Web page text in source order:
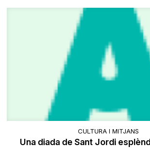
CULTURA I MITJANS
Una diada de Sant Jordi